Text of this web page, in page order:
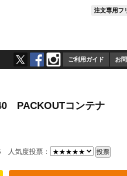
注文専用フ
ご利用ガイド お
PACKOUTコンテナ
人気度投票：